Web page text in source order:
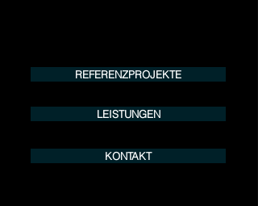
REFERENZPROJEKTE
LEISTUNGEN
KONTAKT